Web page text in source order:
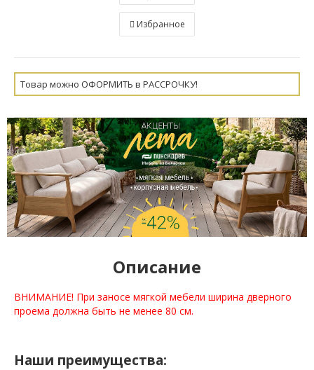
Избранное
Товар можно ОФОРМИТЬ в РАССРОЧКУ!
Описание
ВНИМАНИЕ! При заносе мягкой мебели ширина дверного
проема должна быть не менее 80 см.
Наши преимущества: